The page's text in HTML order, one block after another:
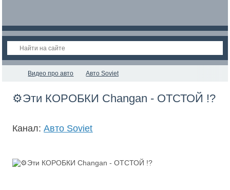
Видео про авто Авто Soviet
⚙️Эти КОРОБКИ Changan - ОТСТОЙ !?
Канал:Авто Soviet